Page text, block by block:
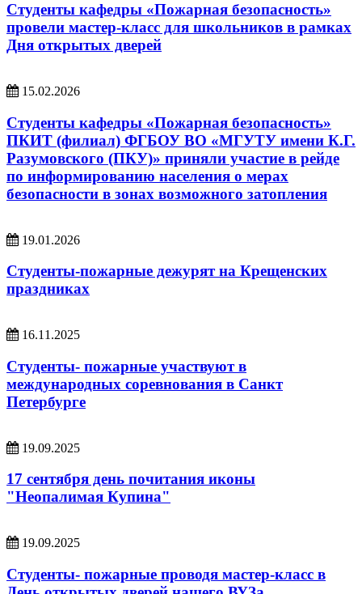
Студенты кафедры «Пожарная безопасность»
провели мастер‑класс для школьников в рамках
Дня открытых дверей
15.02.2026
Студенты кафедры «Пожарная безопасность»
ПКИТ (филиал) ФГБОУ ВО «МГУТУ имени К.Г.
Разумовского (ПКУ)» приняли участие в рейде
по информированию населения о мерах
безопасности в зонах возможного затопления
19.01.2026
Студенты-пожарные дежурят на Крещенских
праздниках
16.11.2025
Студенты- пожарные участвуют в
международных соревнования в Санкт
Петербурге
19.09.2025
17 сентября день почитания иконы
"Неопалимая Купина"
19.09.2025
Студенты- пожарные проводя мастер-класс в